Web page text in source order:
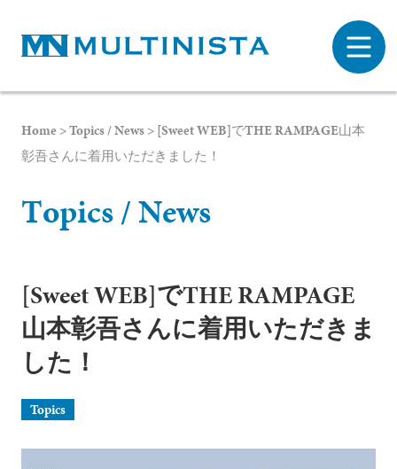
Home>Topics / News> [Sweet WEB]でTHE RAMPAGE山本
彰吾さんに着用いただきました！
Topics/News
[Sweet WEB]でTHE RAMPAGE
山本彰吾さんに着用いただきま
した！
Topics